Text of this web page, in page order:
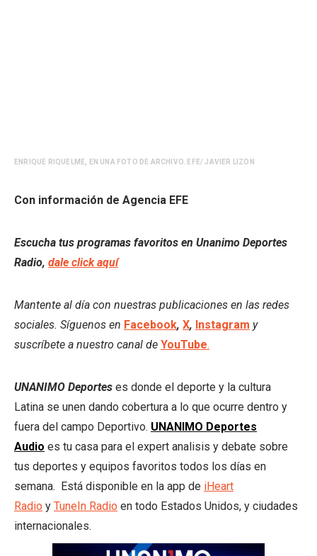
ENRIQUE RIQUELME, EN UNA FOTO DE ARCHIVO. EFE/ JAVIER LIZON
Con información de Agencia EFE
Escucha tus programas favoritos en Unanimo Deportes
Radio, dale click aquí
Mantente al día con nuestras publicaciones en las redes
sociales. Síguenos en Facebook, X, Instagram y
suscríbete a nuestro canal de YouTube.
UNANIMO Deportes es donde el deporte y la cultura
Latina se unen dando cobertura a lo que ocurre dentro y
fuera del campo Deportivo. UNANIMO Deportes
Audio es tu casa para el expert analisis y debate sobre
tus deportes y equipos favoritos todos los días en
semana. Está disponible en la app de iHeart
Radio y TuneIn Radio en todo Estados Unidos, y ciudades
internacionales.